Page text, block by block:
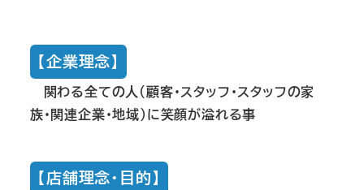
【企業理念】
関わる全ての人（顧客・スタッフ・スタッフの家
族・関連企業・地域）に笑顔が溢れる事
【店舗理念・目的】